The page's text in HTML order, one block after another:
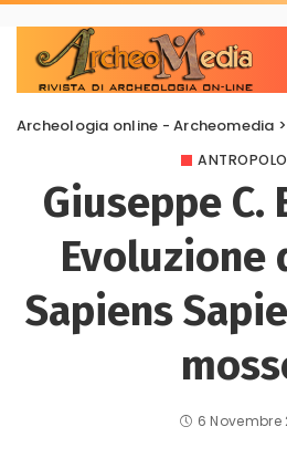
Archeologia online - Archeomedia >
Giuseppe C.
Evoluzione
Sapiens
6 Novembre